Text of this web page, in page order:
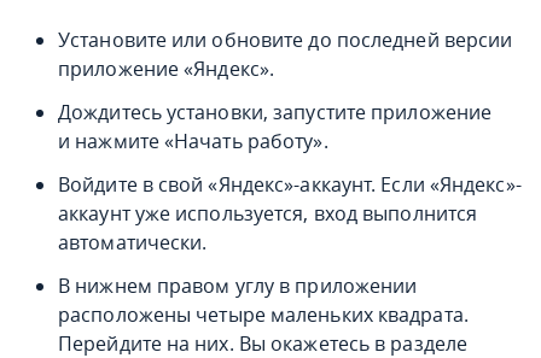
Установите или обновите до последней версии
приложение «Яндекс».
Дождитесь установки, запустите приложение
и нажмите «Начать работу».
Войдите в свой «Яндекс»-аккаунт. Если «Яндекс»-
аккаунт уже используется, вход выполнится
автоматически.
В нижнем правом углу в приложении
расположены четыре маленьких квадрата.
Перейдите на них. Вы окажетесь в разделе